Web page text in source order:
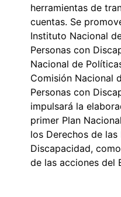
herramientas de
cuentas. Se
Instituto Nacional
Personas con
Nacional de
Comisión Nacional
Personas con
impulsará la
primer Plan
los Derechos de las
Discapacidad,
de las acciones del